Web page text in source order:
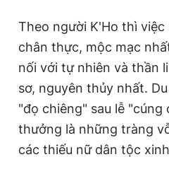
Theo người K'Ho thì
chân thực, mộc mạc
nối với tự nhiên và thần
sơ, nguyên thủy nhất.
"đọ chiêng" sau lễ "cúng
thưởng là những tràng
các thiếu nữ dân tộc